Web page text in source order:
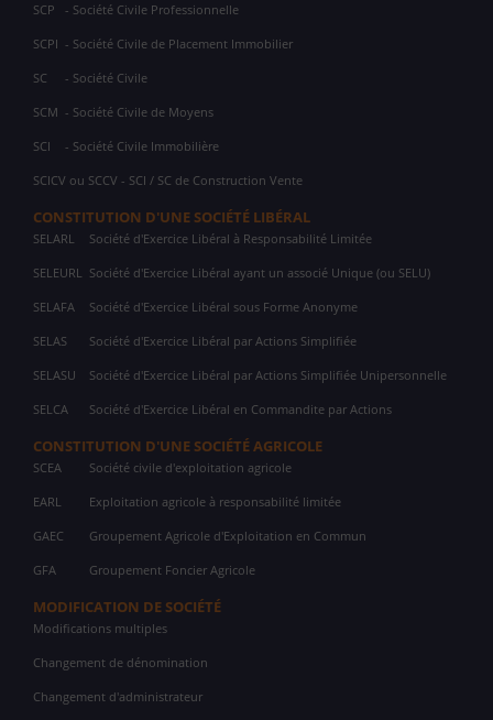
SCP - Société Civile Professionnelle
SCPI - Société Civile de Placement Immobilier
SC - Société Civile
SCM - Société Civile de Moyens
SCI - Société Civile Immobilière
SCICV ou SCCV - SCI / SC de Construction Vente
CONSTITUTION D'UNE SOCIÉTÉ LIBÉRAL
SELARL Société d'Exercice Libéral à Responsabilité Limitée
SELEURL Société d'Exercice Libéral ayant un associé Unique (ou SELU)
SELAFA Société d'Exercice Libéral sous Forme Anonyme
SELAS Société d'Exercice Libéral par Actions Simplifiée
SELASU Société d'Exercice Libéral par Actions Simplifiée Unipersonnelle
SELCA Société d'Exercice Libéral en Commandite par Actions
CONSTITUTION D'UNE SOCIÉTÉ AGRICOLE
SCEA Société civile d'exploitation agricole
EARL Exploitation agricole à responsabilité limitée
GAEC Groupement Agricole d'Exploitation en Commun
GFA Groupement Foncier Agricole
MODIFICATION DE SOCIÉTÉ
Modifications multiples
Changement de dénomination
Changement d'administrateur